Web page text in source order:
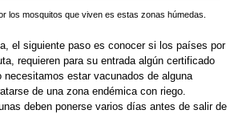
los mosquitos que viven es estas zonas húmedas.
el siguiente paso es conocer si los países por
requieren para su entrada algún certificado
necesitamos estar vacunados de alguna
de una zona endémica con riego.
deben ponerse varios días antes de salir de